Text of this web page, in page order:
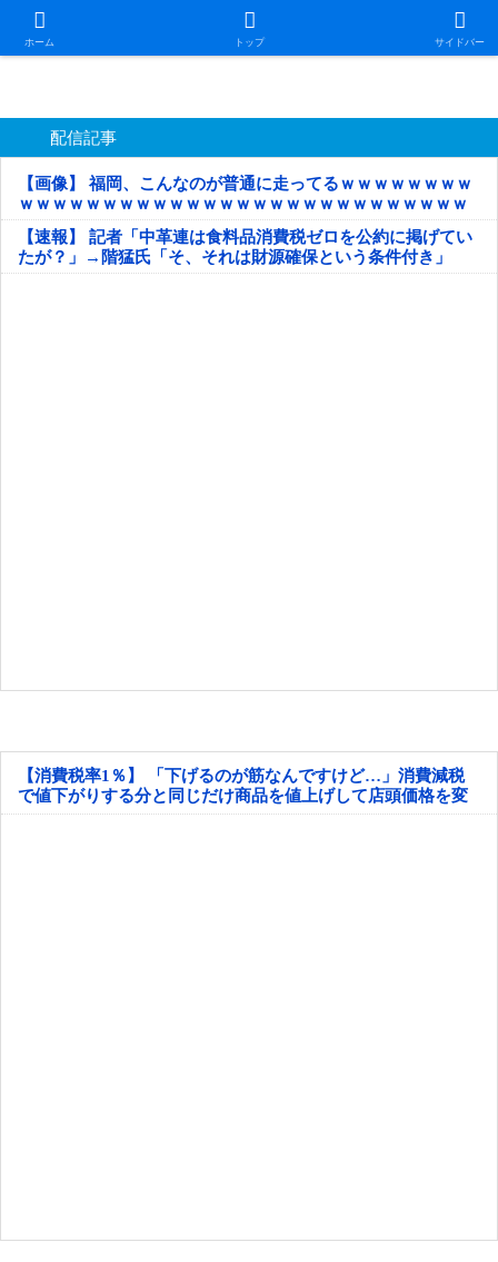
ホーム トップ サイドバー
日本第一！ニュース録
配信記事
【画像】 福岡、こんなのが普通に走ってるｗｗｗｗｗｗｗｗ
ｗｗｗｗｗｗｗｗｗｗｗｗｗｗｗｗｗｗｗｗｗｗｗｗｗｗｗ
ｗｗｗｗｗ
【速報】 記者「中革連は食料品消費税ゼロを公約に掲げてい
たが？」→階猛氏「そ、それは財源確保という条件付き」
【消費税率1％】 「下げるのが筋なんですけど…」消費減税
で値下がりする分と同じだけ商品を値上げして店頭価格を変
えない店も